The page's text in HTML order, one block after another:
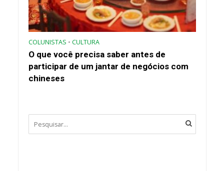
COLUNISTAS • CULTURA
O que você precisa saber antes de
participar de um jantar de negócios com
chineses